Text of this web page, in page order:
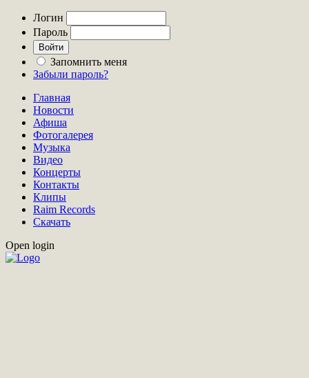
Логин
Пароль
Запомнить меня
Забыли пароль?
Главная
Новости
Афиша
Фотогалерея
Музыка
Видео
Концерты
Контакты
Клипы
Raim Records
Скачать
Open login